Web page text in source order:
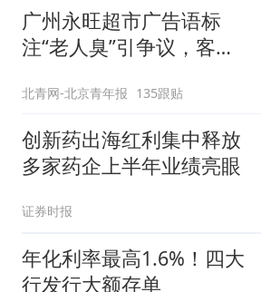
广州永旺超市广告语标
注“老人臭”引争议，客服
北青网-北京青年报 135跟贴
创新药出海红利集中释放
多家药企上半年业绩亮眼
证券时报
年化利率最高1.6%！四大
行发行大额存单